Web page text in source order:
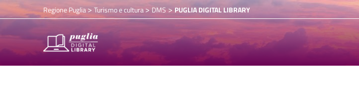
Regione Puglia> Turismo e cultura>DMS > PUGLIA DIGITAL LIBRARY